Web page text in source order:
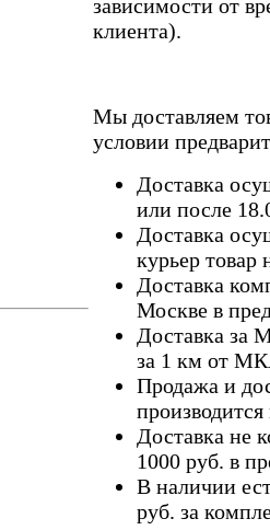
зависимости от
клиента).
Мы доставляем
условии
Доставка
или после
Доставка
курьер товар
Доставка
Москве в
Доставка за
за 1 км от
Продажа и
Доставка не
1000 руб. в
В наличии
руб. за